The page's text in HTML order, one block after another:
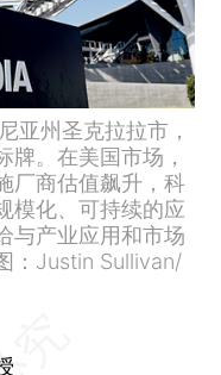
亚州圣克拉拉市，
牌。在美国市场，
厂商估值飙升，科
模化、可持续的应
与产业应用和市场
：Justin Sullivan/